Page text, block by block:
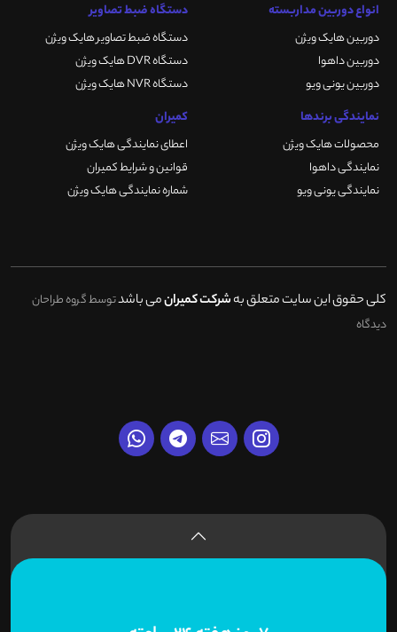
انواع دوربین مداربسته
دوربین هایک ویژن
دوربین داهوا
دوربین یونی ویو
دستگاه ضبط تصاویر
دستگاه ضبط تصاویر هایک ویژن
دستگاه DVR هایک ویژن
دستگاه NVR هایک ویژن
نمایندگی برندها
محصولات هایک ویژن
نمایندگی داهوا
نمایندگی یونی ویو
کمیران
اعطای نمایندگی هایک ویژن
قوانین و شرایط کمیران
شماره نمایندگی هایک ویژن
کلی حقوق این سایت متعلق بهشرکت کمیرانمی باشدتوسط گروه طراحان
دیدگاه